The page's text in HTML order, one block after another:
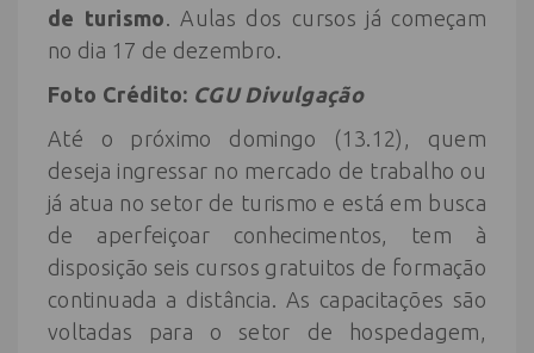
de turismo. Aulas dos cursos já começam
no dia 17 de dezembro.
Foto Crédito: CGU Divulgação
Até o próximo domingo (13.12), quem
deseja ingressar no mercado de trabalho ou
já atua no setor de turismo e está em busca
de aperfeiçoar conhecimentos, tem à
disposição seis cursos gratuitos de formação
continuada a distância. As capacitações são
voltadas para o setor de hospedagem,